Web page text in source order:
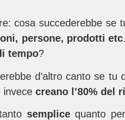
cosa succederebbe se
persone, prodotti etc
tempo?
d’altro canto se tu
invece creano l’80% del
semplicequanto